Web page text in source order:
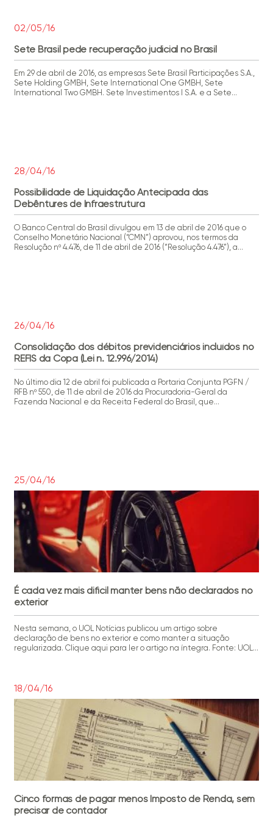
02/05/16
Sete Brasil pede recuperação judicial no Brasil
Em 29 de abril de 2016, as empresas Sete Brasil Participações S.A.,
Sete Holding GMBH, Sete International One GMBH, Sete
International Two GMBH. Sete Investimentos I S.A. e a Sete
28/04/16
Possibilidade de Liquidação Antecipada das
Debêntures de Infraestrutura
O Banco Central do Brasil divulgou em 13 de abril de 2016 que o
Conselho Monetário Nacional (“CMN”) aprovou, nos termos da
Resolução nº 4.476, de 11 de abril de 2016 (“Resolução 4.476”), a
26/04/16
Consolidação dos débitos previdenciários incluídos no
REFIS da Copa (Lei n. 12.996/2014)
No último dia 12 de abril foi publicada a Portaria Conjunta PGFN /
RFB nº 550, de 11 de abril de 2016 da Procuradoria-Geral da
Fazenda Nacional e da Receita Federal do Brasil, que
25/04/16
É cada vez mais difícil manter bens não declarados no
exterior
Nesta semana, o UOL Notícias publicou um artigo sobre
declaração de bens no exterior e como manter a situação
regularizada. Clique aqui para ler o artigo na íntegra. Fonte: UOL
18/04/16
Cinco formas de pagar menos Imposto de Renda, sem
precisar de contador